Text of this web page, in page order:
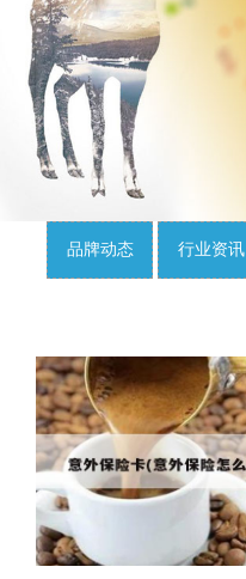
品牌动态 行业资讯